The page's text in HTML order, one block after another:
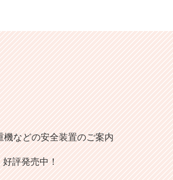
などの安全装置のご案内
評発売中！